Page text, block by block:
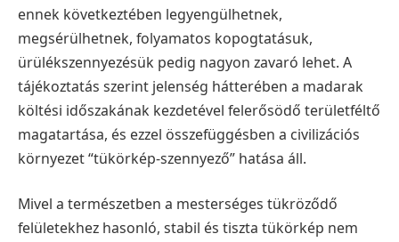
ennek következtében legyengülhetnek,
megsérülhetnek, folyamatos kopogtatásuk,
ürülékszennyezésük pedig nagyon zavaró lehet. A
tájékoztatás szerint jelenség hátterében a madarak
költési időszakának kezdetével felerősödő területféltő
magatartása, és ezzel összefüggésben a civilizációs
környezet “tükörkép-szennyező” hatása áll.
Mivel a természetben a mesterséges tükröződő
felületekhez hasonló, stabil és tiszta tükörkép nem